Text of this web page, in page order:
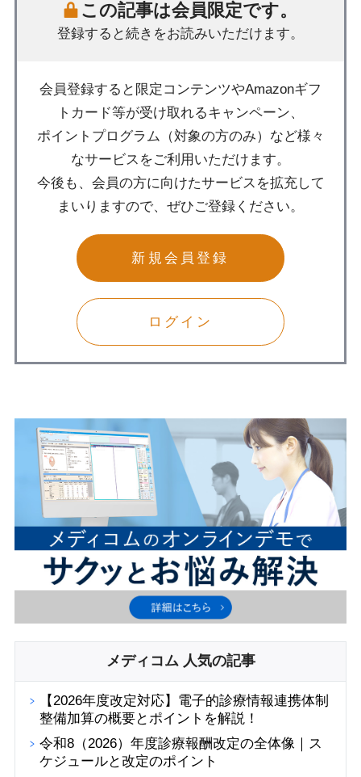
この記事は会員限定です。
登録すると続きをお読みいただけます。
会員登録すると限定コンテンツやAmazonギフ
トカード等が受け取れるキャンペーン、
ポイントプログラム（対象の方のみ）など様々
なサービスをご利用いただけます。
今後も、会員の方に向けたサービスを拡充して
まいりますので、ぜひご登録ください。
新規会員登録
ログイン
メディコム 人気の記事
【2026年度改定対応】電子的診療情報連携体制
整備加算の概要とポイントを解説！
令和8（2026）年度診療報酬改定の全体像｜ス
ケジュールと改定のポイント